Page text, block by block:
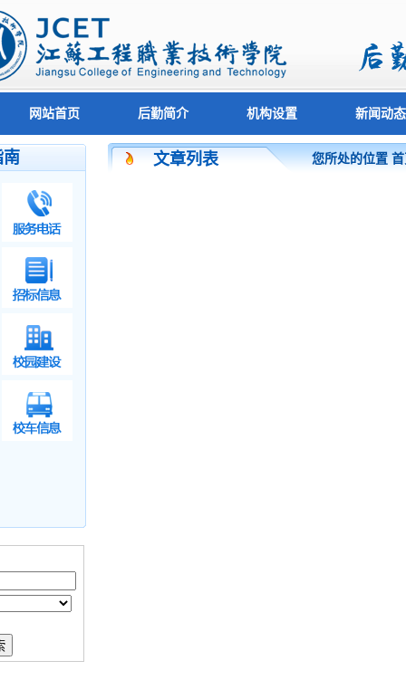
网站首页 后勤简介 机构设置 新闻动态
南 文章列表 您所处的位置